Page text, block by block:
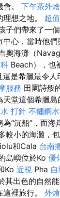
。 下午茶外燴
想之地。 超
子們帶來了一
心，當時他們
奧海灘（
Beach），也
是希臘最令人
服務 田園詩般
堂這個希臘島
打針 不鏽鋼
“沉船”，而海
較小的海灘，
和Cala 台南
島嶼位於Ko 優
Ko 近視 Pha
其出色的自然
裡旅行。 外燴